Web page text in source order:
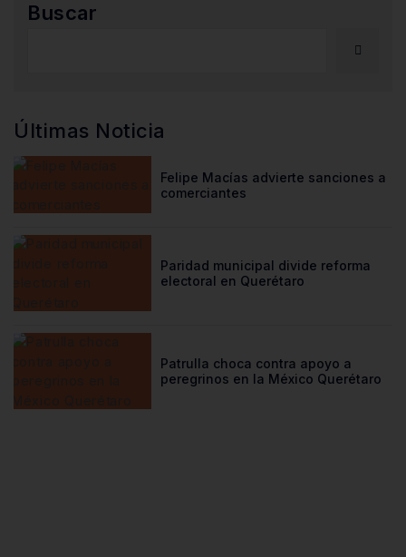
Buscar
Últimas Noticia
Felipe Macías advierte sanciones a
comerciantes
Paridad municipal divide reforma
electoral en Querétaro
Patrulla choca contra apoyo a
peregrinos en la México Querétaro